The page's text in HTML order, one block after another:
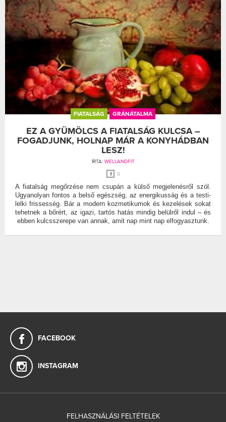
FIATALSÁG GRÁNÁTALMA
EZ A GYÜMÖLCS A FIATALSÁG KULCSA –
FOGADJUNK, HOLNAP MÁR A KONYHÁDBAN
LESZ!
ÍRTA: WELLANDFIT
0
A fiatalság megőrzése nem csupán a külső megjelenésről szól.
Ugyanolyan fontos a belső egészség, az energikusság és a testi-
lelki frissesség. Bár a modern kozmetikumok és kezelések sokat
tehetnek a bőrért, az igazi, tartós hatás mindig belülről indul – és
ebben kulcsszerepe van annak, amit nap mint nap elfogyasztunk.
FACEBOOK
INSTAGRAM
FELHASZNÁLÁSI FELTÉTELEK